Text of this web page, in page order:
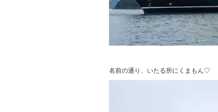
名前の通り、いたる所にくまもん♡